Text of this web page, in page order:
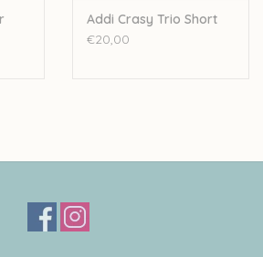
Addi Crasy Trio Short
€20,00